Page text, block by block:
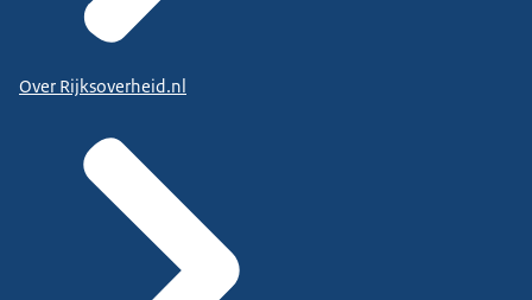
Over Rijksoverheid.nl